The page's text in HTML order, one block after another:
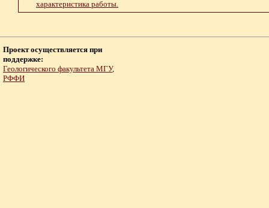
характеристика работы.
Проект осуществляется при
поддержке:
Геологического факультета МГУ,
РФФИ